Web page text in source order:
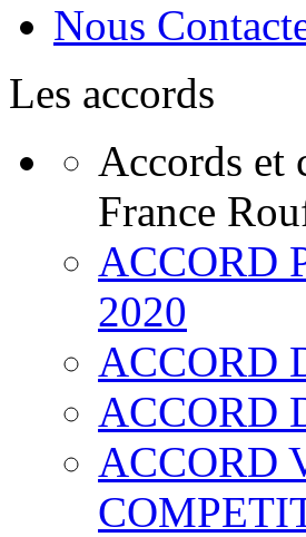
Nous
Les accords
Accords et
France
ACCORD
2020
ACCORD
ACCORD
ACCORD